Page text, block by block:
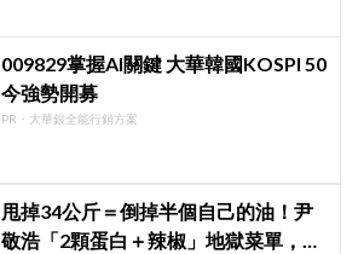
009829掌握AI關鍵 大華韓國KOSPI 50
今強勢開募
PR・大華銀全能行銷方案
甩掉34公斤＝倒掉半個自己的油！尹
敬浩「2顆蛋白＋辣椒」地獄菜單，你